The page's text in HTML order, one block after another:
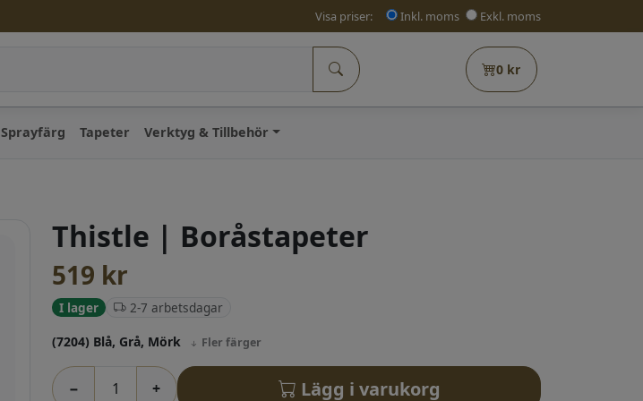
Visa priser: Inkl. moms Exkl. moms
0 kr
Sprayfärg Tapeter Verktyg & Tillbehör
Thistle | Boråstapeter
519 kr
I lager 2-7 arbetsdagar
(7204) Blå, Grå, Mörk Fler färger
− + Lägg i varukorg